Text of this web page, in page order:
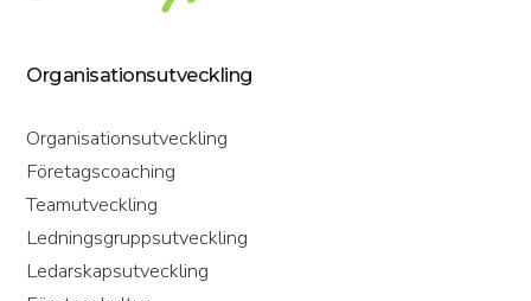
Organisationsutveckling
Organisationsutveckling
Företagscoaching
Teamutveckling
Ledningsgruppsutveckling
Ledarskapsutveckling